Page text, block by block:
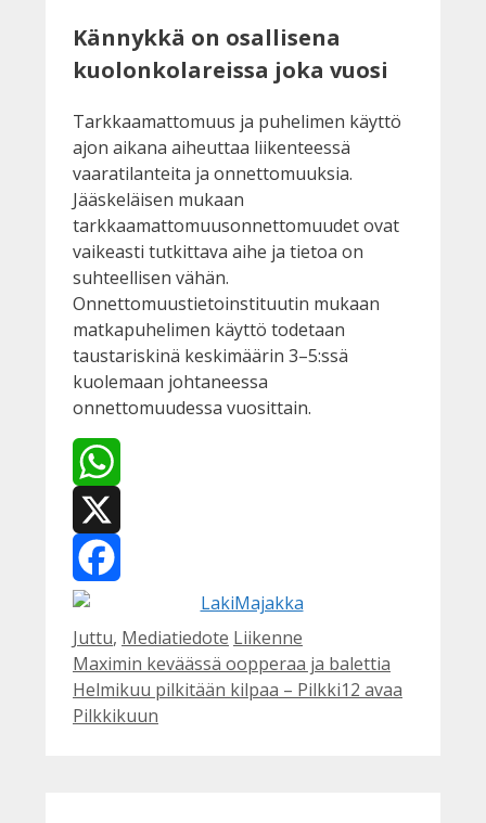
Kännykkä on osallisena
kuolonkolareissa joka vuosi
Tarkkaamattomuus ja puhelimen käyttö
ajon aikana aiheuttaa liikenteessä
vaaratilanteita ja onnettomuuksia.
Jääskeläisen mukaan
tarkkaamattomuusonnettomuudet ovat
vaikeasti tutkittava aihe ja tietoa on
suhteellisen vähän.
Onnettomuustietoinstituutin mukaan
matkapuhelimen käyttö todetaan
taustariskinä keskimäärin 3–5:ssä
kuolemaan johtaneessa
onnettomuudessa vuosittain.
WhatsApp
X
Facebook
Kategoriat
Juttu, Mediatiedote Avainsanat
Liikenne
Maximin keväässä oopperaa ja balettia
Helmikuu pilkitään kilpaa – Pilkki12 avaa
Pilkkikuun